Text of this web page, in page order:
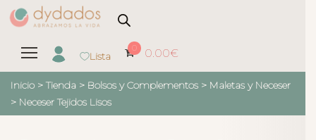
Lista
0 0.00€
Inicio > Tienda > Bolsos y Complementos > Maletas y Neceser
> Neceser Tejidos Lisos